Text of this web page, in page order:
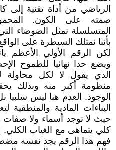
الرياضي من أداة تقنية
صمته على الكون.
المتسلسلة تمثل الضوضاء
بأننا نمتلك السيطرة على
لكن الرقم الأولي الأعظم
ويضع حدا نهائيا للطموح
الذي يقول لا لكل
منظومة أكبر منه وبذلك
الوجود. العدم هنا ليس
البناءات المادية والمنطقية
حيث لا توجد أسماء ولا
كلي يتماهى مع الغياب
فهم هذا الرقم يجد نفسه